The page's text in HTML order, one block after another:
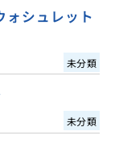
ォシュレット
未分類
未分類